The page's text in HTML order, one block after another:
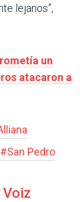
lejanos”,
un
atacaron a
#San Pedro